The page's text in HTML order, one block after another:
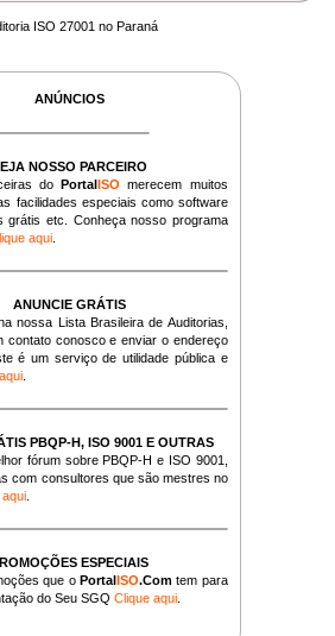
ISO 27001 no Paraná
ANÚNCIOS
NOSSO PARCEIRO
doPortalISO merecem muitos
facilidades especiais como software
grátis etc. Conheça nosso programa
aqui
ANUNCIE GRÁTIS
nossa Lista Brasileira de Auditorias,
contato conosco e enviar o endereço
é um serviço de utilidade pública e
PBQP-H, ISO 9001 E OUTRAS
fórum sobre PBQP-H e ISO 9001,
com consultores que são mestres no
aqui
ESPECIAIS
que oPortalISO.Com tem para
do Seu SGQClique aqui